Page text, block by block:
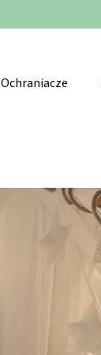
Ochraniacze